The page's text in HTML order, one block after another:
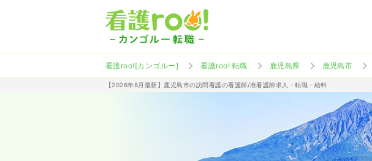
看護roo![カンゴルー] 看護roo! 転職 鹿児島県 鹿児島市
【2026年8月最新】鹿児島市の訪問看護の看護師/准看護師求人・転職・給料